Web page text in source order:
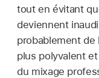
tout en évitant
deviennent
probablement de
plus polyvalent
du mixage